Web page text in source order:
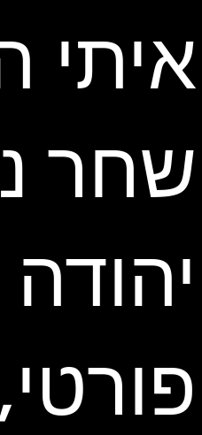
איתי
שחר
יהודה